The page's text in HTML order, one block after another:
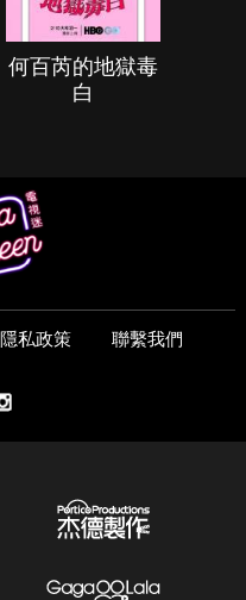
何百芮的地獄毒
白
隱私政策 聯繫我們